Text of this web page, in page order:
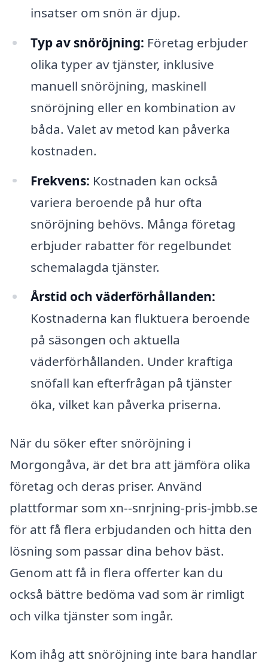
insatser om snön är djup.
Typ av snöröjning: Företag erbjuder
olika typer av tjänster, inklusive
manuell snöröjning, maskinell
snöröjning eller en kombination av
båda. Valet av metod kan påverka
kostnaden.
Frekvens: Kostnaden kan också
variera beroende på hur ofta
snöröjning behövs. Många företag
erbjuder rabatter för regelbundet
schemalagda tjänster.
Årstid och väderförhållanden:
Kostnaderna kan fluktuera beroende
på säsongen och aktuella
väderförhållanden. Under kraftiga
snöfall kan efterfrågan på tjänster
öka, vilket kan påverka priserna.
När du söker efter snöröjning i
Morgongåva, är det bra att jämföra olika
företag och deras priser. Använd
plattformar som xn--snrjning-pris-jmbb.se
för att få flera erbjudanden och hitta den
lösning som passar dina behov bäst.
Genom att få in flera offerter kan du
också bättre bedöma vad som är rimligt
och vilka tjänster som ingår.
Kom ihåg att snöröjning inte bara handlar